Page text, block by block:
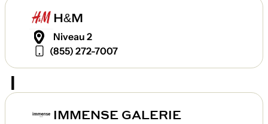
H&M
Niveau 2
(855) 272-7007
I
IMMENSE GALERIE